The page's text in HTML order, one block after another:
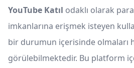
YouTube Katıl odaklı olarak
imkanlarına erişmek isteyen
bir durumun içerisinde olmaları
görülebilmektedir. Bu platform